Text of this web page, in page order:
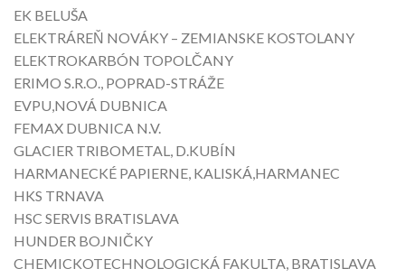
EK BELUŠA
ELEKTRÁREŇ NOVÁKY – ZEMIANSKE KOSTOLANY
ELEKTROKARBÓN TOPOLČANY
ERIMO S.R.O., POPRAD-STRÁŽE
EVPU,NOVÁ DUBNICA
FEMAX DUBNICA N.V.
GLACIER TRIBOMETAL, D.KUBÍN
HARMANECKÉ PAPIERNE, KALISKÁ,HARMANEC
HKS TRNAVA
HSC SERVIS BRATISLAVA
HUNDER BOJNIČKY
CHEMICKOTECHNOLOGICKÁ FAKULTA, BRATISLAVA